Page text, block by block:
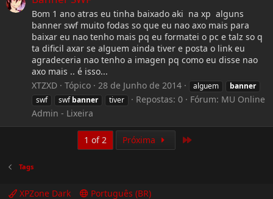
Bom 1 ano atras eu tinha baixado aki na xp alguns
banner swf muito fodas so que eu nao axo mais para
baixar eu nao tenho mais pq eu formatei o pc e talz so q
ta dificil axar se alguem ainda tiver e posta o link eu
agradeceria nao tenho a imagen pq como eu disse nao
axo mais .. é isso...
XTZXD
Tópico 28 de Junho de 2014 alguem
banner
swf
swfbanner tiver Repostas: 0 Fórum: MU Online
Admin - Lixeira
1 of 2 Próxima Last
Tags
XPZone Dark Português (BR)